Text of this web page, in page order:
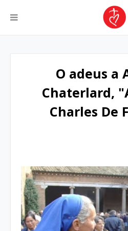
O adeus a
Chaterlard,
Charles De